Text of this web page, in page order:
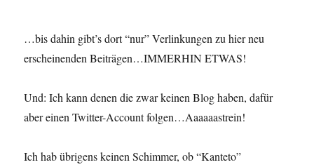
…bis dahin gibt’s dort “nur” Verlinkungen zu hier neu
erscheinenden Beiträgen…IMMERHIN ETWAS!
Und: Ich kann denen die zwar keinen Blog haben, dafür
aber einen Twitter-Account folgen…Aaaaaastrein!
Ich hab übrigens keinen Schimmer, ob “Kanteto”